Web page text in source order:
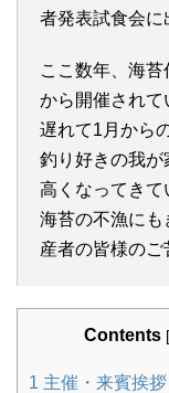
者発表試食会に
ここ数年、海
から開催されて
遅れて1月から
釣り好きの我が
高くなってきて
海苔の不漁にも
産者の皆様のご
Contents [
1 主催・来賓挨拶